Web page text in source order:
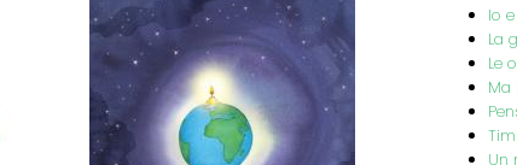
Io
La
Le
Ma
Un